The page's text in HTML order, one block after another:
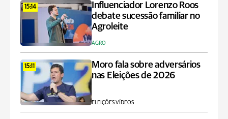
15:14
Influenciador Lorenzo Roos
debate sucessão familiar no
Agroleite
AGRO
15:11
Moro fala sobre adversários
nas Eleições de 2026
ELEIÇÕES VÍDEOS